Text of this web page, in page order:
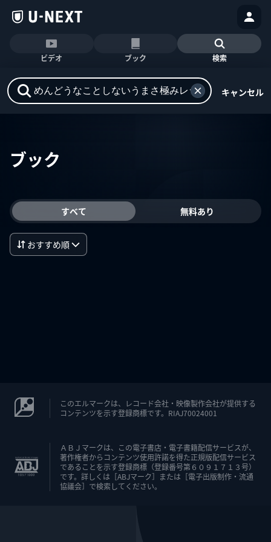
ビデオ ブック 検索
キャンセル
ブック
すべて 無料あり
おすすめ順
このエルマークは、レコード会社・映像製作会社が提供する
コンテンツを示す登録商標です。RIAJ70024001
ＡＢＪマークは、この電子書店・電子書籍配信サービスが、
著作権者からコンテンツ使用許諾を得た正規版配信サービス
であることを示す登録商標（登録番号第６０９１７１３号）
です。詳しくは［ABJマーク］または［電子出版制作・流通
協議会］で検索してください。